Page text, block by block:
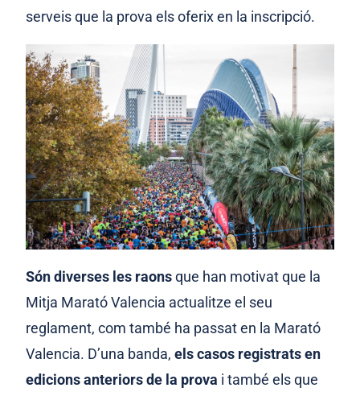
serveis que la prova els oferix en la inscripció.
Són diverses les raonsque han motivat que la
Mitja Marató Valencia actualitze el seu
reglament, com també ha passat en la Marató
Valencia. D’una banda,els casos registrats en
edicions anteriors de la prova i també els que